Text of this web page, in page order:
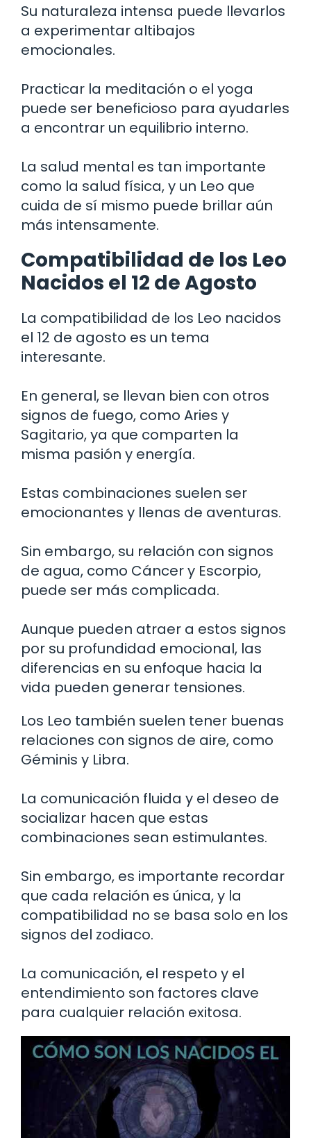
Su naturaleza intensa puede llevarlos
a experimentar altibajos
emocionales.
Practicar la meditación o el yoga
puede ser beneficioso para ayudarles
a encontrar un equilibrio interno.
La salud mental es tan importante
como la salud física, y un Leo que
cuida de sí mismo puede brillar aún
más intensamente.
Compatibilidad de los Leo
Nacidos el 12 de Agosto
La compatibilidad de los Leo nacidos
el 12 de agosto es un tema
interesante.
En general, se llevan bien con otros
signos de fuego, como Aries y
Sagitario, ya que comparten la
misma pasión y energía.
Estas combinaciones suelen ser
emocionantes y llenas de aventuras.
Sin embargo, su relación con signos
de agua, como Cáncer y Escorpio,
puede ser más complicada.
Aunque pueden atraer a estos signos
por su profundidad emocional, las
diferencias en su enfoque hacia la
vida pueden generar tensiones.
Los Leo también suelen tener buenas
relaciones con signos de aire, como
Géminis y Libra.
La comunicación fluida y el deseo de
socializar hacen que estas
combinaciones sean estimulantes.
Sin embargo, es importante recordar
que cada relación es única, y la
compatibilidad no se basa solo en los
signos del zodiaco.
La comunicación, el respeto y el
entendimiento son factores clave
para cualquier relación exitosa.